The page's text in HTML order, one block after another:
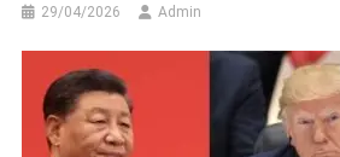
29/04/2026 Admin